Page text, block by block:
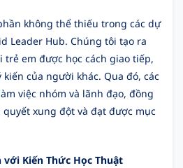
không thể thiếu trong các dự
Leader Hub. Chúng tôi tạo ra
em được học cách giao tiếp,
của người khác. Qua đó, các
việc nhóm và lãnh đạo, đồng
xung đột và đạt được mục
với Kiến Thức Học Thuật